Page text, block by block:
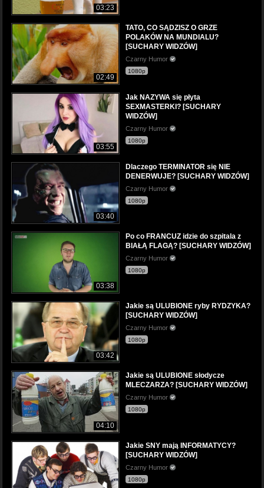
03:23
02:49
TATO, CO SĄDZISZ O GRZE
POLAKÓW NA MUNDIALU?
[SUCHARY WIDZÓW]
Czarny Humor
1080p
03:55
Jak NAZYWA się płyta
SEXMASTERKI? [SUCHARY
WIDZÓW]
Czarny Humor
1080p
03:40
Dlaczego TERMINATOR się NIE
DENERWUJE? [SUCHARY WIDZÓW]
Czarny Humor
1080p
03:38
Po co FRANCUZ idzie do szpitala z
BIAŁĄ FLAGĄ? [SUCHARY WIDZÓW]
Czarny Humor
1080p
03:42
Jakie są ULUBIONE ryby RYDZYKA?
[SUCHARY WIDZÓW]
Czarny Humor
1080p
04:10
Jakie są ULUBIONE słodycze
MLECZARZA? [SUCHARY WIDZÓW]
Czarny Humor
1080p
Jakie SNY mają INFORMATYCY?
[SUCHARY WIDZÓW]
Czarny Humor
1080p